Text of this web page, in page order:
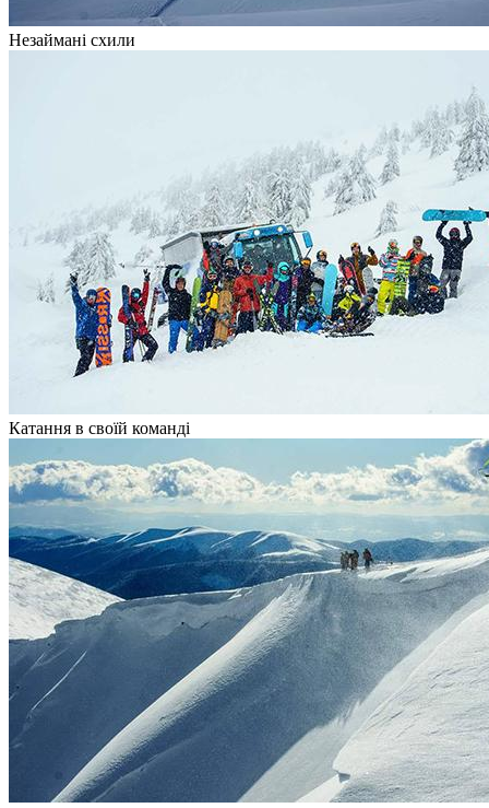
Незаймані схили
Катання в своїй команді